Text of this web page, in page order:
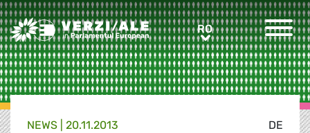
Greens/EFA Home RORO
DE
NEWS | 20.11.2013